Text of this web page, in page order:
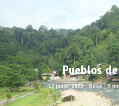
Pueblos
17 junio, 2022 Rose 3